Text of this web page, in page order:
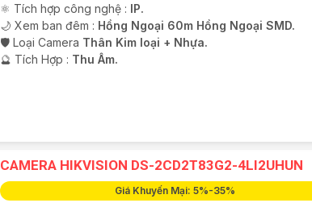
⚛️ Tích hợp công nghệ : IP.
🌙 Xem ban đêm : Hồng Ngoại 60m Hồng Ngoại SMD.
🛡 Loại Camera Thân Kim loại + Nhựa.
️🔮 Tích Hợp : Thu Âm.
CAMERA HIKVISION DS-2CD2T83G2-4LI2UHUN
Giá Khuyến Mại: 5%-35%